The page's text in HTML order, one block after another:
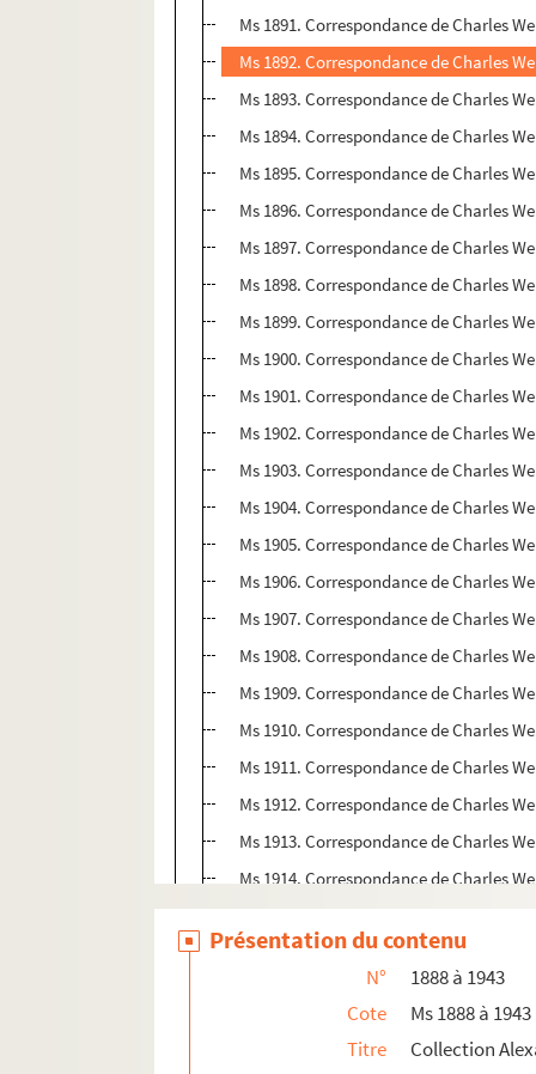
Ms 1891. Correspondance de Charles
Ms 1892. Correspondance de Charles
Ms 1893. Correspondance de Charles
Ms 1894. Correspondance de Charles
Ms 1895. Correspondance de Charles
Ms 1896. Correspondance de Charles
Ms 1897. Correspondance de Charles
Ms 1898. Correspondance de Charles
Ms 1899. Correspondance de Charles
Ms 1900. Correspondance de Charles
Ms 1901. Correspondance de Charles
Ms 1902. Correspondance de Charles
Ms 1903. Correspondance de Charles
Ms 1904. Correspondance de Charles
Ms 1905. Correspondance de Charles
Ms 1906. Correspondance de Charles
Ms 1907. Correspondance de Charles
Ms 1908. Correspondance de Charles
Ms 1909. Correspondance de Charles
Ms 1910. Correspondance de Charles
Ms 1911. Correspondance de Charles
Ms 1912. Correspondance de Charles
Ms 1913. Correspondance de Charles
Ms 1914. Correspondance de Charles
Présentation du contenu
N°
1888 à 1943
Cote
Ms 1888 à 1943
Titre
Collection